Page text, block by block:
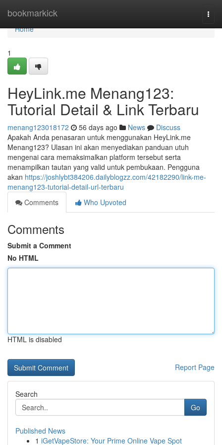
bookmarkick
Home
Home
1
HeyLink.me Menang123:
Tutorial Detail & Link Terbaru
menang123018172 56 days ago News
Discuss
Apakah Anda penasaran untuk menggunakan HeyLink.me
Menang123? Ulasan ini akan menyediakan panduan utuh
mengenai cara memaksimalkan platform tersebut serta
menampilkan tautan yang valid untuk pembukaan. Pengguna
akan https://joshlybt384206.dailyblogzz.com/42182290/link-me-
menang123-tutorial-detail-url-terbaru
Comments
Who Upvoted
Comments
Submit a Comment
No HTML
HTML is disabled
Report Page
Search
Go
Published News
1 iGetVapeStore: Your Prime Online Vape Spot